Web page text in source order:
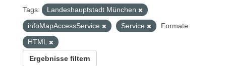
Tags:
Landeshauptstadt München
infoMapAccessService
Service
Formate:
HTML
Ergebnisse filtern